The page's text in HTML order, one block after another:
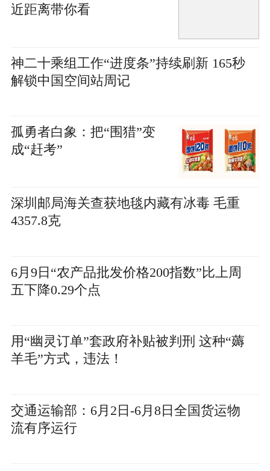
近距离带你看
神二十乘组工作“进度条”持续刷新 165秒
解锁中国空间站周记
孤勇者白象：把“围猎”变
成“赶考”
深圳邮局海关查获地毯内藏有冰毒 毛重
4357.8克
6月9日“农产品批发价格200指数”比上周
五下降0.29个点
用“幽灵订单”套政府补贴被判刑 这种“薅
羊毛”方式，违法！
交通运输部：6月2日-6月8日全国货运物
流有序运行